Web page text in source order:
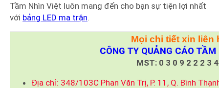
Tầm Nhìn Việt luôn mang đến cho bạn sự tiện lợi nhất
với bảng LED ma trận.
Mọi chi tiết xin liên
CÔNG TY QUẢNG CÁO
MST: 0 3 0 9 2 2 2 3
Địa chỉ: 348/103C Phan Văn Trị, P. 11, Q. Bình